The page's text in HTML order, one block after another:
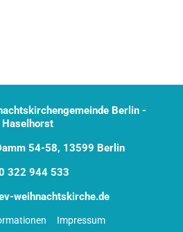
Berlin -
Haselhorst
54-58, 13599 Berlin
322 944 533
weihnachtskirche.de
Impressum